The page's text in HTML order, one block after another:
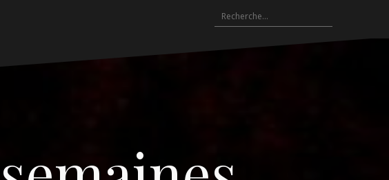
Rechercher :